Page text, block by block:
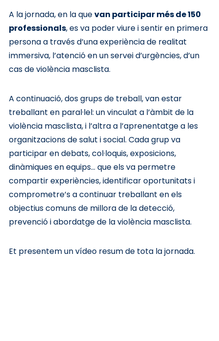
A la jornada, en la quevan participar més de 150
professionals, es va poder viure i sentir en primera
persona a través d’una experiència de realitat
immersiva, l’atenció en un servei d’urgències, d’un
cas de violència masclista.
A continuació, dos grups de treball, van estar
treballant en paral·lel: un vinculat a l’àmbit de la
violència masclista, i l’altra a l’aprenentatge a les
organitzacions de salut i social. Cada grup va
participar en debats, col·loquis, exposicions,
dinàmiques en equips… que els va permetre
compartir experiències, identificar oportunitats i
comprometre’s a continuar treballant en els
objectius comuns de millora de la detecció,
prevenció i abordatge de la violència masclista.
Et presentem un vídeo resum de tota la jornada.